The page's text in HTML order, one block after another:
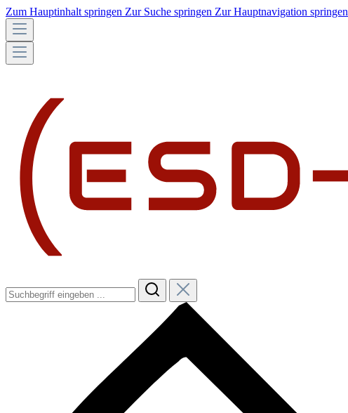
Zum Hauptinhalt springen Zur Suche springen Zur Hauptnavigation springen